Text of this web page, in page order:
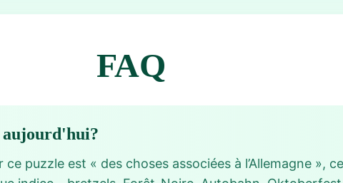
FAQ
aujourd'hui?
puzzle est « des choses associées à l’Allemagne »,